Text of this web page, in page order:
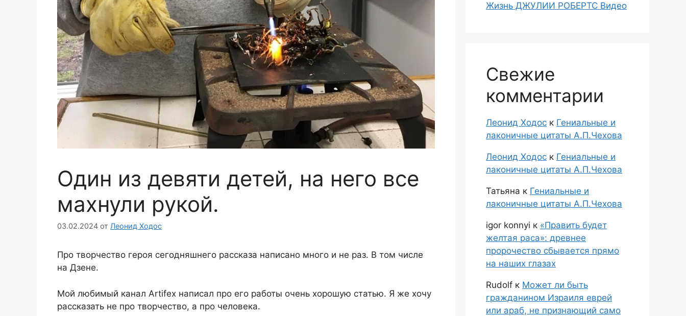
Один из девяти детей, на него все
махнули рукой.
03.02.2024 от Леонид Ходос
Про творчество героя сегодняшнего рассказа написано много и не раз. В том числе
на Дзене.
Мой любимый канал Artifex написал про его работы очень хорошую статью. Я же хочу
рассказать не про творчество, а про человека.
Жизнь ДЖУЛИИ РОБЕРТС Видео
Свежие
комментарии
Леонид Ходос к Гениальные и
лаконичные цитаты А.П.Чехова
Леонид Ходос к Гениальные и
лаконичные цитаты А.П.Чехова
Татьяна к Гениальные и
лаконичные цитаты А.П.Чехова
igor konnyi к «Править будет
желтая раса»: древнее
пророчество сбывается прямо
на наших глазах
Rudolf к Может ли быть
гражданином Израиля еврей
или араб, не признающий само